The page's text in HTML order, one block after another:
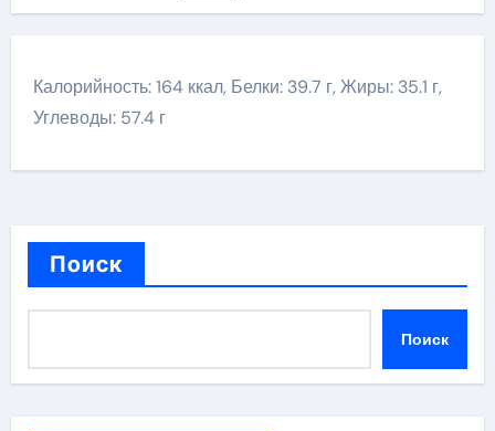
Калорийность: 164 ккал, Белки: 39.7 г, Жиры: 35.1 г,
Углеводы: 57.4 г
Поиск
Поиск